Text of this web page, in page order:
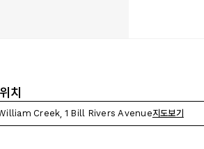
치
Creek, 1 Bill Rivers Avenue지도보기